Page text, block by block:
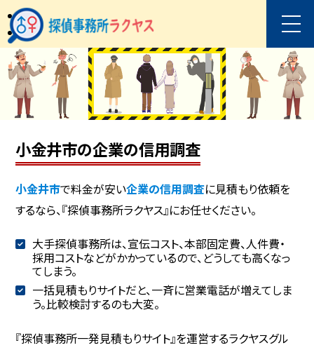
小金井市の企業の信用調査
小金井市で料金が安い企業の信用調査に見積もり依頼を
するなら、『探偵事務所ラクヤス』にお任せください。
大手探偵事務所は、宣伝コスト、本部固定費、人件費・
採用コストなどがかかっているので、どうしても高くなっ
てしまう。
一括見積もりサイトだと、一斉に営業電話が増えてしま
う。比較検討するのも大変。
『探偵事務所一発見積もりサイト』を運営するラクヤスグル